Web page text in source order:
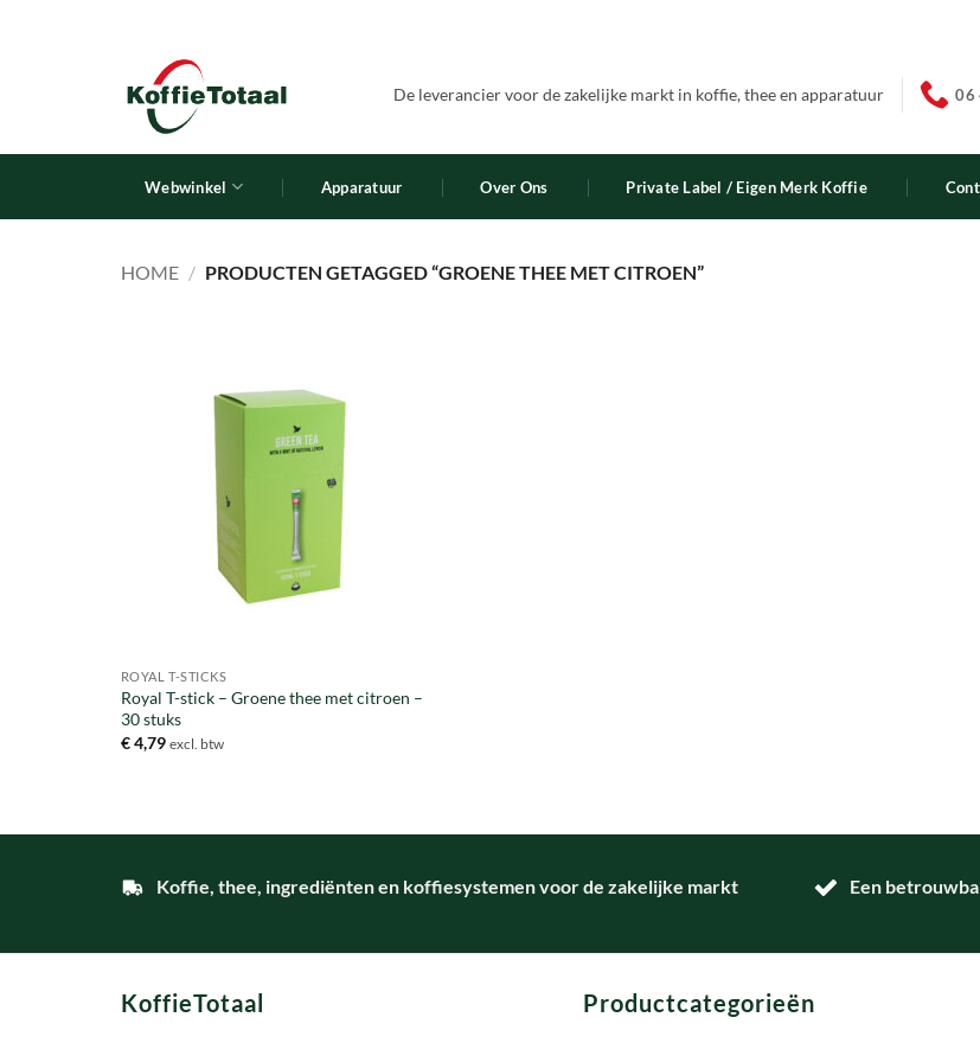
De leverancier voor de zakelijke markt in koffie, thee en apparatuur 06
Webwinkel Apparatuur Over Ons Private Label / Eigen Merk Koffie
HOME / PRODUCTEN GETAGGED “GROENE THEE MET CITROEN”
ROYAL T-STICKS
Royal T-stick – Groene thee met citroen –
30 stuks
€4,79 excl. btw
Koffie, thee, ingrediënten en koffiesystemen voor de zakelijke markt Een
KoffieTotaal Productcategorieën